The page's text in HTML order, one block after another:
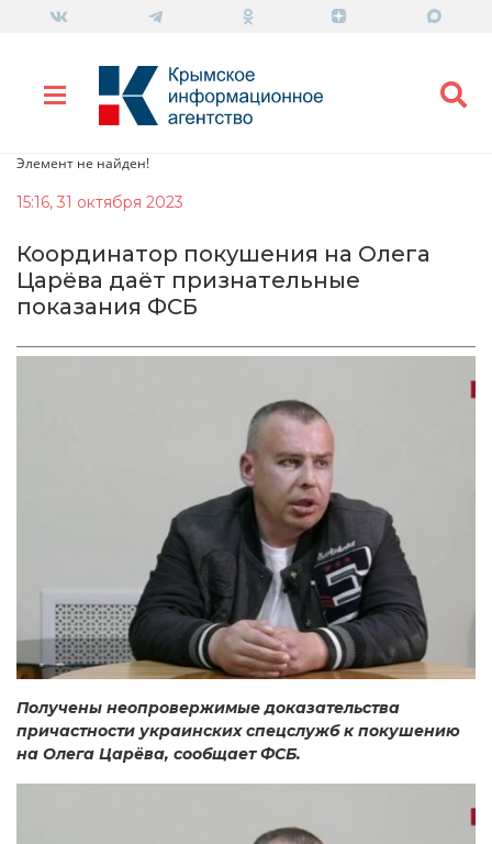
Элемент не найден!
15:16, 31 октября 2023
Координатор покушения на Олега
Царёва даёт признательные
показания ФСБ
Получены неопровержимые доказательства
причастности украинских спецслужб к покушению
на Олега Царёва, сообщает ФСБ.